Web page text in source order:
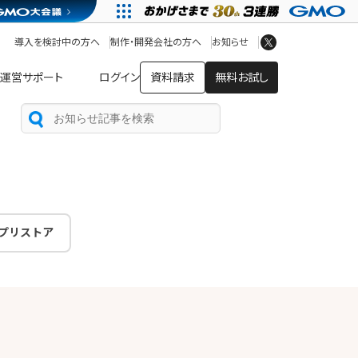
運営サポート ログイン 資料請求 無料お試し
導入を検討中の方へ 制作・開発会社の方へ お知らせ
アプリストア
ヘルプを見る
ヘルプセンター
リストア